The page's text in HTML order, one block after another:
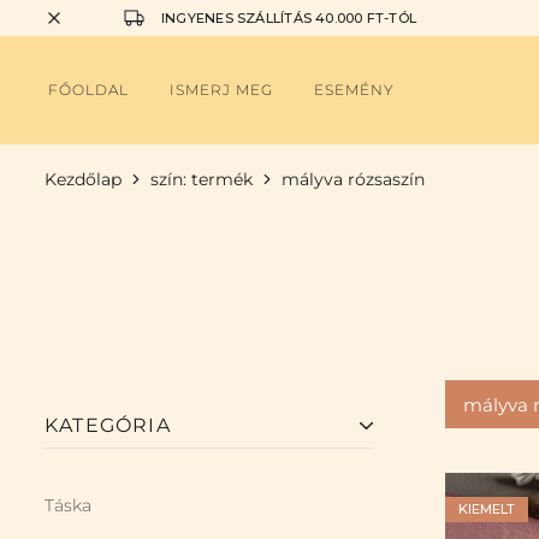
INGYENES SZÁLLÍTÁS 40.000 FT-TÓL
FŐOLDAL ISMERJ MEG ESEMÉNY
Kezdőlap szín: termék mályva rózsaszín
mályva
KIEMELT
KATEGÓRIA
Táska